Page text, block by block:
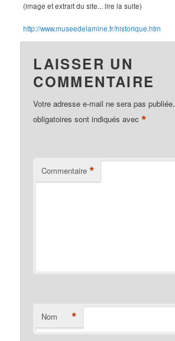
(image et extrait du site... lire la suite)
http://www.museedelamine.fr/historique.htm
LAISSER UN
COMMENTAIRE
Votre adresse e-mail ne sera pas publiée.
obligatoires sont indiqués avec*
Commentaire *
Nom *